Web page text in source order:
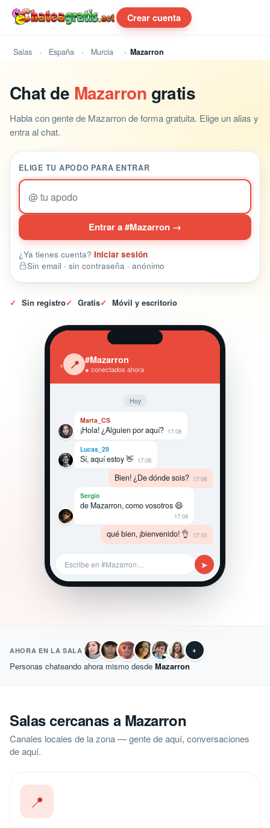
Crear cuenta
Salas España Murcia Mazarron
Chat de Mazarron gratis
Habla con gente de Mazarron de forma gratuita. Elige un alias y
entra al chat.
ELIGE TU APODO PARA ENTRAR
@
Entrar a #Mazarron →
¿Ya tienes cuenta? Iniciar sesión
Sin email · sin contraseña · anónimo
✓ Sin registro✓ Gratis✓ Móvil y escritorio
‹ 📍 #Mazarron
● conectados ahora
Hoy
Marta_CS
¡Hola! ¿Alguien por aquí? 17:08
Lucas_29
Sí, aquí estoy 👋 17:08
Bien! ¿De dónde sois? 17:09
Sergio
de Mazarron, como vosotros 😄
17:09
qué bien, ¡bienvenido! 👌 17:10
Escribe en #Mazarron… ➤
AHORA EN LA SALA +
Personas chateando ahora mismo desde Mazarron
Salas cercanas a Mazarron
Canales locales de la zona — gente de aquí, conversaciones
de aquí.
📍